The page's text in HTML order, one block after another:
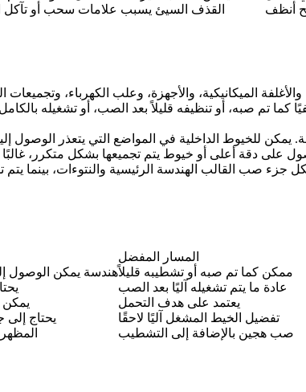
القذف السيئ يسبب علامات سحب أو تآكل أنظف
الميكانيكية، والأجهزة، وعلب الكهرباء،
كما تم صبه، أو تنظيفه قليلاً بعد الصب، أو تشغيله
يمكن للخيوط الداخلية في المواضع التي يتعذر الوصول
على دقة أعلى أو خيوط يتم تجميعها بشكل متكرر،
المسار المفضل
هندسة يمكن الوصولممكن كما تم صبه أو تشطيبه قليلاً
عادة ما يتم تشغيله آليًا بعد الصب
يمكن
يعتمد على هدف التحمل
يحتاج
تفضيل الخيط المشغل آليًا لاحقًا
صب هجين بالإضافة إلى التشطيب